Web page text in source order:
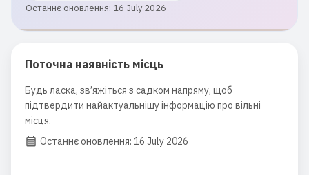
Останнє оновлення: 16 July 2026
Поточна наявність місць
Будь ласка, зв’яжіться з садком напряму, щоб
підтвердити найактуальнішу інформацію про вільні
місця.
Останнє оновлення: 16 July 2026